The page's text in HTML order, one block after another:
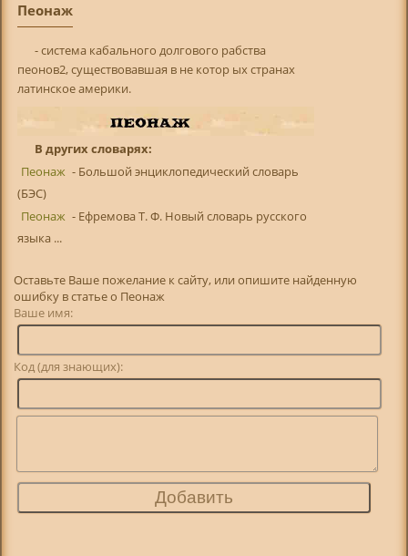
Пеонаж
- система кабального долгового рабства
пеонов2, существовавшая в не котор ых странах
латинское америки.
В других словарях:
Пеонаж - Большой энциклопедический словарь
(БЭС)
Пеонаж - Ефремова Т. Ф. Новый словарь русского
языка ...
Оставьте Ваше пожелание к сайту, или опишите найденную
ошибку в статье о Пеонаж
Ваше имя:
Код (для знающих):